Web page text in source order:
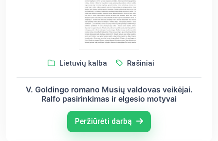
Lietuvių kalba Rašiniai
V. Goldingo romano Musių valdovas veikėjai.
Ralfo pasirinkimas ir elgesio motyvai
Peržiūrėti darbą